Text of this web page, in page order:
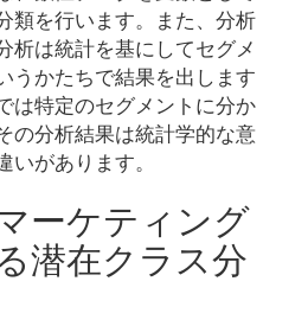
類を行います。また、分析
析は統計を基にしてセグメ
うかたちで結果を出します
は特定のセグメントに分か
の分析結果は統計学的な意
があります。
ーケティング
潜在クラス分